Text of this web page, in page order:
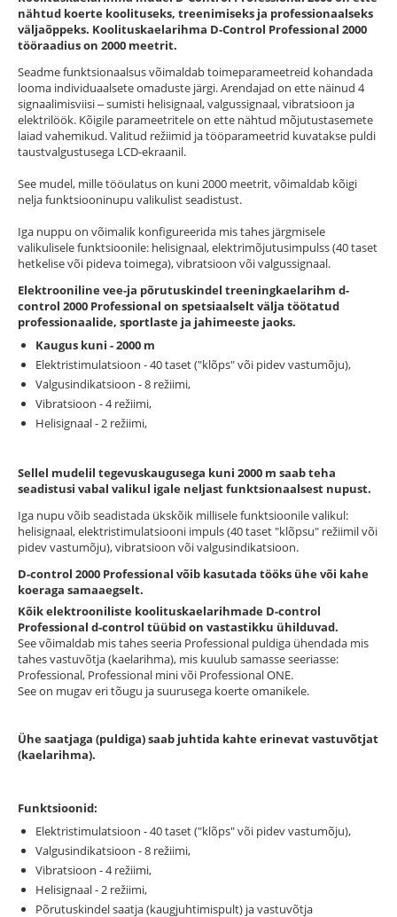
nähtud koerte koolituseks, treenimiseks ja professionaalseks
väljaõppeks. Koolituskaelarihma D-Control Professional 2000
tööraadius on 2000 meetrit.
Seadme funktsionaalsus võimaldab toimeparameetreid kohandada
looma individuaalsete omaduste järgi. Arendajad on ette näinud 4
signaalimisviisi ‒ sumisti helisignaal, valgussignaal, vibratsioon ja
elektrilöök. Kõigile parameetritele on ette nähtud mõjutustasemete
laiad vahemikud. Valitud režiimid ja tööparameetrid kuvatakse puldi
taustvalgustusega LCD-ekraanil.
See mudel, mille tööulatus on kuni 2000 meetrit, võimaldab kõigi
nelja funktsiooninupu valikulist seadistust.
Iga nuppu on võimalik konfigureerida mis tahes järgmisele
valikulisele funktsioonile: helisignaal, elektrimõjutusimpulss (40 taset
hetkelise või pideva toimega), vibratsioon või valgussignaal.
Elektrooniline vee-ja põrutuskindel treeningkaelarihm d-
control 2000 Professional on spetsiaalselt välja töötatud
professionaalide, sportlaste ja jahimeeste jaoks.
Kaugus kuni - 2000 m
Elektristimulatsioon - 40 taset ("klõps" või pidev vastumõju),
Valgusindikatsioon - 8 režiimi,
Vibratsioon - 4 režiimi,
Helisignaal - 2 režiimi,
Sellel mudelil tegevuskaugusega kuni 2000 m saab teha
seadistusi vabal valikul igale neljast funktsionaalsest nupust.
Iga nupu võib seadistada ükskõik millisele funktsioonile valikul:
helisignaal, elektristimulatsiooni impuls (40 taset "klõpsu" režiimil või
pidev vastumõju), vibratsioon või valgusindikatsioon.
D-control 2000 Professional võib kasutada tööks ühe või kahe
koeraga samaaegselt.
Kõik elektrooniliste koolituskaelarihmade D-control
Professional d-control tüübid on vastastikku ühilduvad.
See võimaldab mis tahes seeria Professional puldiga ühendada mis
tahes vastuvõtja (kaelarihma), mis kuulub samasse seeriasse:
Professional, Professional mini või Professional ONE.
See on mugav eri tõugu ja suurusega koerte omanikele.
Ühe saatjaga (puldiga) saab juhtida kahte erinevat vastuvõtjat
(kaelarihma).
Funktsioonid:
Elektristimulatsioon - 40 taset ("klõps" või pidev vastumõju),
Valgusindikatsioon - 8 režiimi,
Vibratsioon - 4 režiimi,
Helisignaal - 2 režiimi,
Põrutuskindel saatja (kaugjuhtimispult) ja vastuvõtja